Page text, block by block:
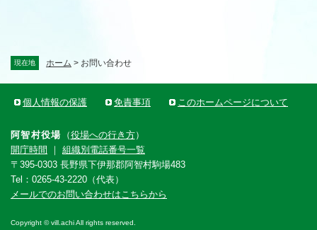
現在地 ホーム > お問い合わせ
個人情報の保護 免責事項 このホームページについて
阿智村役場 （役場への行き方）
開庁時間
｜ 組織別電話番号一覧
〒395-0303 長野県下伊那郡阿智村駒場483
Tel：0265-43-2220（代表）
メールでのお問い合わせはこちらから
Copyright © vill.achi All rights reserved.